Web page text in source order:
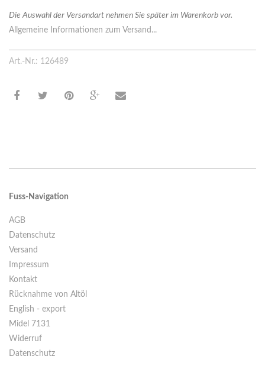
Die Auswahl der Versandart nehmen Sie später im Warenkorb vor.
Allgemeine Informationen zum Versand...
Art.-Nr.: 126489
Fuss-Navigation
AGB
Datenschutz
Versand
Impressum
Kontakt
Rücknahme von Altöl
English - export
Midel 7131
Widerruf
Datenschutz